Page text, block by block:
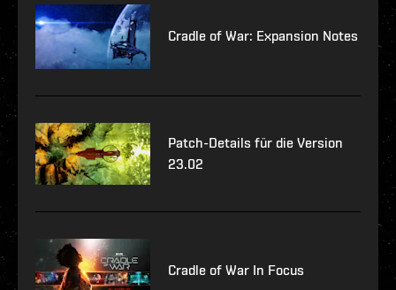
Cradle of War: Expansion Notes
Patch-Details für die Version
23.02
Cradle of War In Focus